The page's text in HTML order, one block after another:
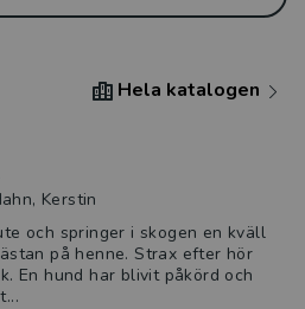
Hela katalogen
Kerstin
och springer i skogen en kväll
på henne. Strax efter hör
En hund har blivit påkörd och